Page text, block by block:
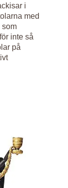
i
med
som
inte så
på